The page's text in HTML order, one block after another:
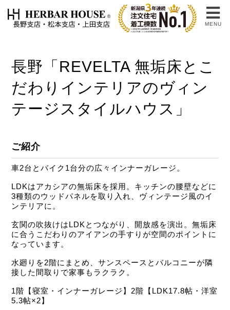
MENU
長野「REVELTA 無垢床とこ
だわりインテリアのヴィン
テージスタイルハウス」
ご紹介
車2台とバイク1台分の広々インナーガレージ。
LDKはアカシアの無垢床を採用。キッチンの腰壁などに
3種類のウッドパネルを取り入れ、ヴィンテージ風のイ
ンテリアに。
玄関の吹抜けはLDKとつながり、開放感を演出。無垢床
に合うこだわりのアイアンの手すりが空間のポイントに
なっています。
水廻りを2階にまとめ、サンスペースとバルコニーが隣
接した間取りで家事もラクラク。
1階【寝室・インナーガレージ】2階【LDK17.8帖・洋室
5.3帖×2】